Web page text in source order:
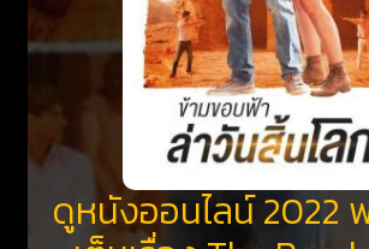
ดูหนังออนไลน์ 2022